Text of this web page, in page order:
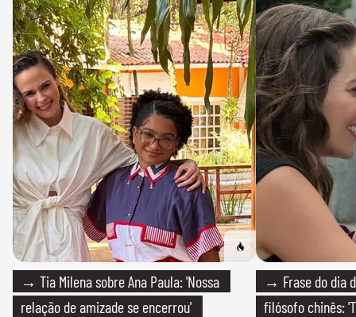
→ Tia Milena sobre Ana Paula: 'Nossa
relação de amizade se encerrou'
→ Frase do dia
filósofo chinês: